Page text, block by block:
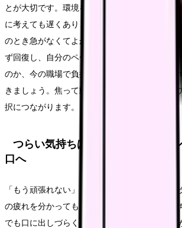
とが大切です。環境を変えるかどうかは、心身
に考えても遅くありません。疲れている最中の
のとき急がなくてよかった」と思えるものに限
ず回復し、自分のペースを取り戻した上で、本
のか、今の職場で負担を調整したいのかを、落
きましょう。焦って動くより、休んでから動く
択につながります。
つらい気持ちは、一人で抱えずカ
口へ
「もう頑張れない」「学び続けられない自分は
の疲れを分かってもらえない」。こうした気持
でも口に出しづらく、一人で抱え込んでしまい